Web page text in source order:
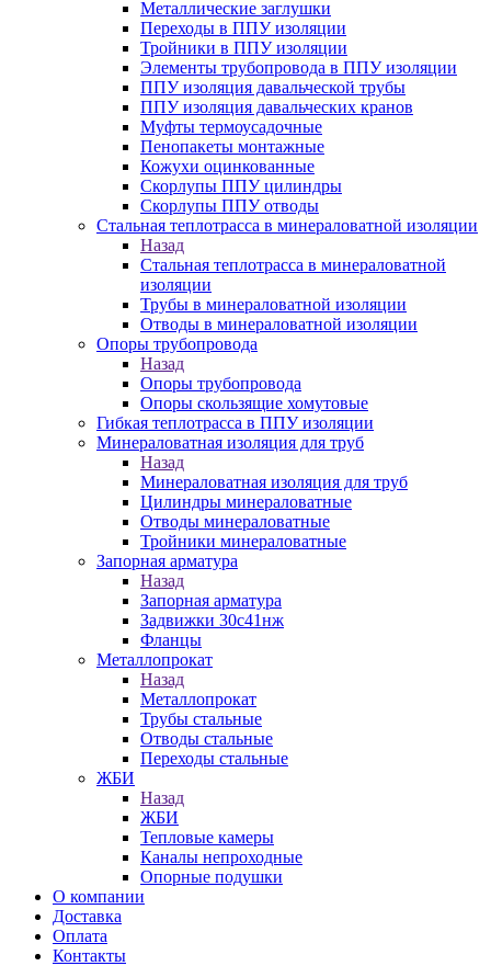
Металлические заглушки
Переходы в ППУ изоляции
Тройники в ППУ изоляции
Элементы трубопровода в ППУ изоляции
ППУ изоляция давальческой трубы
ППУ изоляция давальческих кранов
Муфты термоусадочные
Пенопакеты монтажные
Кожухи оцинкованные
Скорлупы ППУ цилиндры
Скорлупы ППУ отводы
Стальная теплотрасса в минераловатной изоляции
Назад
Стальная теплотрасса в минераловатной
изоляции
Трубы в минераловатной изоляции
Отводы в минераловатной изоляции
Опоры трубопровода
Назад
Опоры трубопровода
Опоры скользящие хомутовые
Гибкая теплотрасса в ППУ изоляции
Минераловатная изоляция для труб
Назад
Минераловатная изоляция для труб
Цилиндры минераловатные
Отводы минераловатные
Тройники минераловатные
Запорная арматура
Назад
Запорная арматура
Задвижки 30с41нж
Фланцы
Металлопрокат
Назад
Металлопрокат
Трубы стальные
Отводы стальные
Переходы стальные
ЖБИ
Назад
ЖБИ
Тепловые камеры
Каналы непроходные
Опорные подушки
О компании
Доставка
Оплата
Контакты